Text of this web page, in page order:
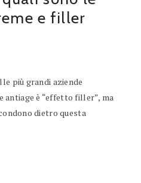
e filler
più grandi aziende
antiage è “effetto filler”, ma
dietro questa